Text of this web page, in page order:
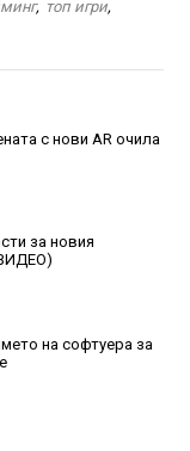
, топ игри,
с нови AR очила
за новия
на софтуера за